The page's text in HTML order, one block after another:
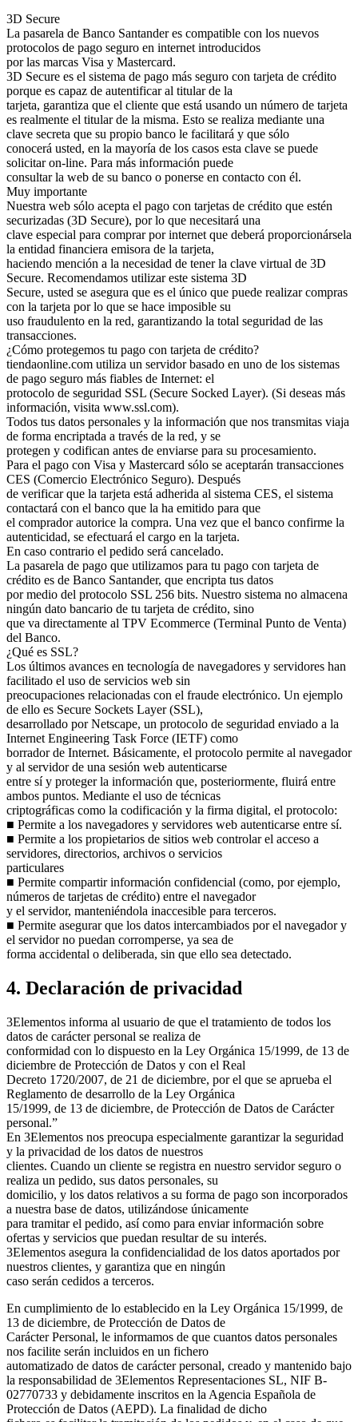
3D Secure
La pasarela de Banco Santander es compatible con los nuevos
protocolos de pago seguro en internet introducidos
por las marcas Visa y Mastercard.
3D Secure es el sistema de pago más seguro con tarjeta de crédito
porque es capaz de autentificar al titular de la
tarjeta, garantiza que el cliente que está usando un número de tarjeta
es realmente el titular de la misma. Esto se realiza mediante una
clave secreta que su propio banco le facilitará y que sólo
conocerá usted, en la mayoría de los casos esta clave se puede
solicitar on-line. Para más información puede
consultar la web de su banco o ponerse en contacto con él.
Muy importante
Nuestra web sólo acepta el pago con tarjetas de crédito que estén
securizadas (3D Secure), por lo que necesitará una
clave especial para comprar por internet que deberá proporcionársela
la entidad financiera emisora de la tarjeta,
haciendo mención a la necesidad de tener la clave virtual de 3D
Secure. Recomendamos utilizar este sistema 3D
Secure, usted se asegura que es el único que puede realizar compras
con la tarjeta por lo que se hace imposible su
uso fraudulento en la red, garantizando la total seguridad de las
transacciones.
¿Cómo protegemos tu pago con tarjeta de crédito?
tiendaonline.com utiliza un servidor basado en uno de los sistemas
de pago seguro más fiables de Internet: el
protocolo de seguridad SSL (Secure Socked Layer). (Si deseas más
información, visita www.ssl.com).
Todos tus datos personales y la información que nos transmitas viaja
de forma encriptada a través de la red, y se
protegen y codifican antes de enviarse para su procesamiento.
Para el pago con Visa y Mastercard sólo se aceptarán transacciones
CES (Comercio Electrónico Seguro). Después
de verificar que la tarjeta está adherida al sistema CES, el sistema
contactará con el banco que la ha emitido para que
el comprador autorice la compra. Una vez que el banco confirme la
autenticidad, se efectuará el cargo en la tarjeta.
En caso contrario el pedido será cancelado.
La pasarela de pago que utilizamos para tu pago con tarjeta de
crédito es de Banco Santander, que encripta tus datos
por medio del protocolo SSL 256 bits. Nuestro sistema no almacena
ningún dato bancario de tu tarjeta de crédito, sino
que va directamente al TPV Ecommerce (Terminal Punto de Venta)
del Banco.
¿Qué es SSL?
Los últimos avances en tecnología de navegadores y servidores han
facilitado el uso de servicios web sin
preocupaciones relacionadas con el fraude electrónico. Un ejemplo
de ello es Secure Sockets Layer (SSL),
desarrollado por Netscape, un protocolo de seguridad enviado a la
Internet Engineering Task Force (IETF) como
borrador de Internet. Básicamente, el protocolo permite al navegador
y al servidor de una sesión web autenticarse
entre sí y proteger la información que, posteriormente, fluirá entre
ambos puntos. Mediante el uso de técnicas
criptográficas como la codificación y la firma digital, el protocolo:
■ Permite a los navegadores y servidores web autenticarse entre sí.
■ Permite a los propietarios de sitios web controlar el acceso a
servidores, directorios, archivos o servicios
particulares
■ Permite compartir información confidencial (como, por ejemplo,
números de tarjetas de crédito) entre el navegador
y el servidor, manteniéndola inaccesible para terceros.
■ Permite asegurar que los datos intercambiados por el navegador y
el servidor no puedan corromperse, ya sea de
forma accidental o deliberada, sin que ello sea detectado.
4. Declaración de privacidad
3Elementos informa al usuario de que el tratamiento de todos los
datos de carácter personal se realiza de
conformidad con lo dispuesto en la Ley Orgánica 15/1999, de 13 de
diciembre de Protección de Datos y con el Real
Decreto 1720/2007, de 21 de diciembre, por el que se aprueba el
Reglamento de desarrollo de la Ley Orgánica
15/1999, de 13 de diciembre, de Protección de Datos de Carácter
personal.”
En 3Elementos nos preocupa especialmente garantizar la seguridad
y la privacidad de los datos de nuestros
clientes. Cuando un cliente se registra en nuestro servidor seguro o
realiza un pedido, sus datos personales, su
domicilio, y los datos relativos a su forma de pago son incorporados
a nuestra base de datos, utilizándose únicamente
para tramitar el pedido, así como para enviar información sobre
ofertas y servicios que puedan resultar de su interés.
3Elementos asegura la confidencialidad de los datos aportados por
nuestros clientes, y garantiza que en ningún
caso serán cedidos a terceros.
En cumplimiento de lo establecido en la Ley Orgánica 15/1999, de
13 de diciembre, de Protección de Datos de
Carácter Personal, le informamos de que cuantos datos personales
nos facilite serán incluidos en un fichero
automatizado de datos de carácter personal, creado y mantenido bajo
la responsabilidad de 3Elementos Representaciones SL, NIF B-
02770733 y debidamente inscritos en la Agencia Española de
Protección de Datos (AEPD). La finalidad de dicho